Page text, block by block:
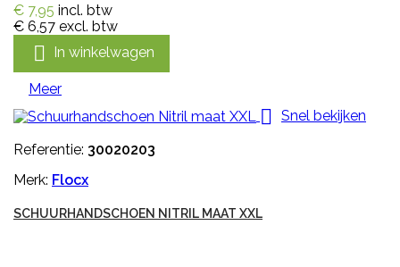
€ 7,95 incl. btw
€ 6,57 excl. btw
 In winkelwagen
Meer
 Snel bekijken
Referentie: 30020203
Merk: Flocx
SCHUURHANDSCHOEN NITRIL MAAT XXL